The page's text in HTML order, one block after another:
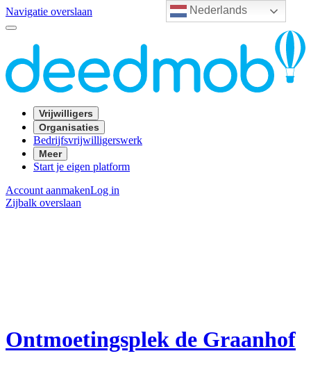
Nederlands
Navigatie overslaan
Vrijwilligers
Organisaties
Bedrijfsvrijwilligerswerk
Meer
Start je eigen platform
Account aanmakenLog in
Zijbalk overslaan
Ontmoetingsplek de Graanhof